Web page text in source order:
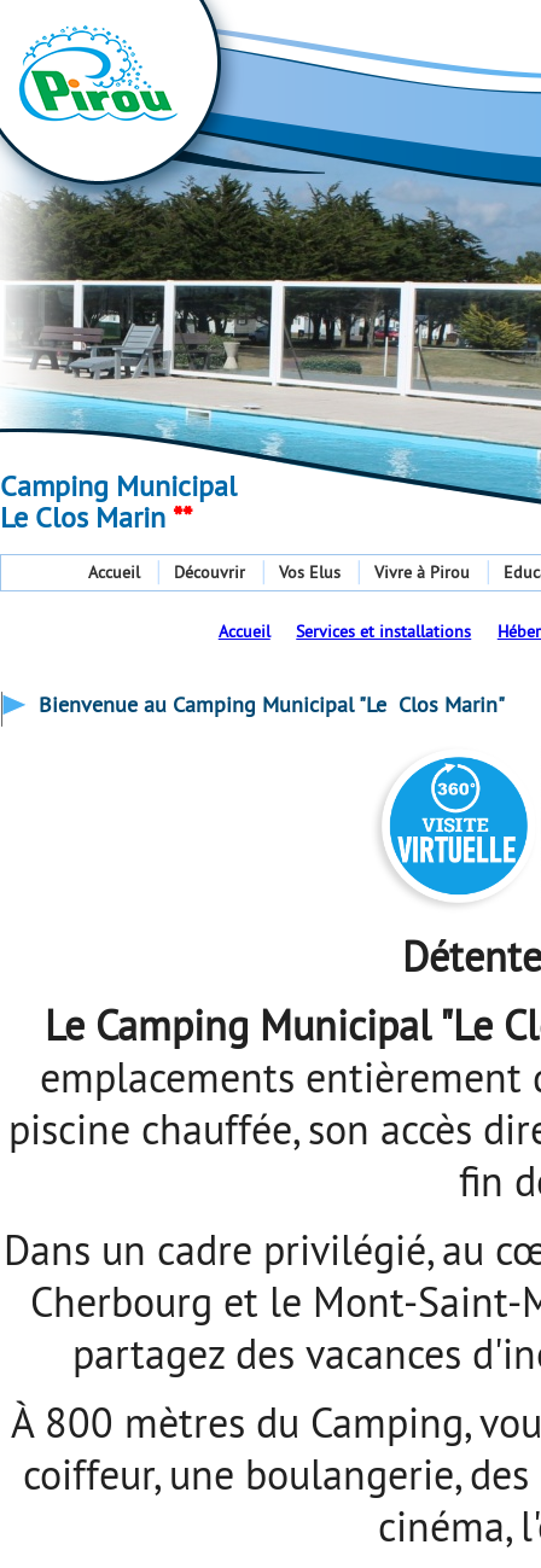
Accueil Découvrir Vos Elus Vivre à Pirou
Camping Municipal
Le Clos Marin **
Accueil Services et installations
Bienvenue au Camping Municipal "Le Clos Marin"
Le Camping Municipal "Le
emplacements entièrement
piscine chauffée, son accès
fin
Dans un cadre privilégié, au
Cherbourg et le Mont-Saint-
partagez des vacances
À 800 mètres du Camping,
coiffeur, une boulangerie,
cinéma,